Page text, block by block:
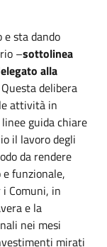
sta dando
–sottolinea
alla
delibera
attività in
guida chiare
il lavoro degli
da rendere
funzionale,
Comuni, in
e la
nei mesi
mirati